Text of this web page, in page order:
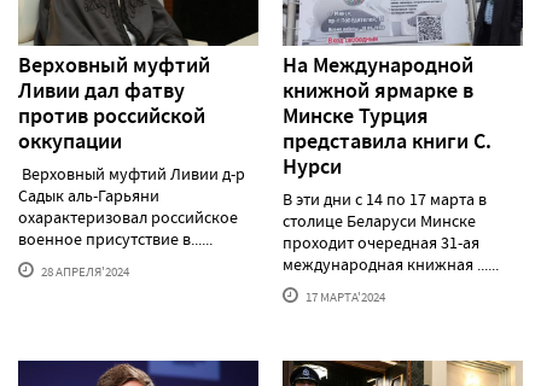
Верховный муфтий
Ливии дал фатву
против российской
оккупации
Верховный муфтий Ливии д-р
Садык аль-Гарьяни
охарактеризовал российское
военное присутствие в......
28 АПРЕЛЯ'2024
На Международной
книжной ярмарке в
Минске Турция
представила книги С.
Нурси
В эти дни с 14 по 17 марта в
столице Беларуси Минске
проходит очередная 31-ая
международная книжная ......
17 МАРТА'2024